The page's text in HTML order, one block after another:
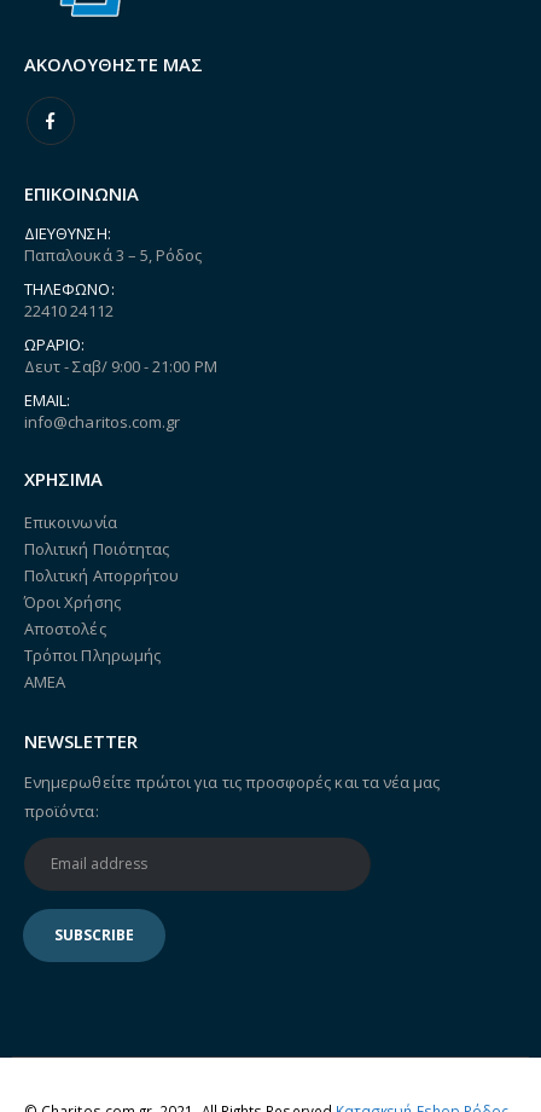
ΑΚΟΛΟΥΘΉΣΤΕ ΜΑΣ
ΕΠΙΚΟΙΝΩΝΙΑ
ΔΙΕΎΘΥΝΣΗ:
Παπαλουκά 3 – 5, Ρόδος
ΤΗΛΈΦΩΝΟ:
22410 24112
ΩΡΆΡΙΟ:
Δευτ - Σαβ/ 9:00 - 21:00 PM
EMAIL:
info@charitos.com.gr
ΧΡΗΣΙΜΑ
Επικοινωνία
Πολιτική Ποιότητας
Πολιτική Απορρήτου
Όροι Χρήσης
Αποστολές
Τρόποι Πληρωμής
ΑΜΕΑ
NEWSLETTER
Ενημερωθείτε πρώτοι για τις προσφορές και τα νέα μας
προϊόντα: